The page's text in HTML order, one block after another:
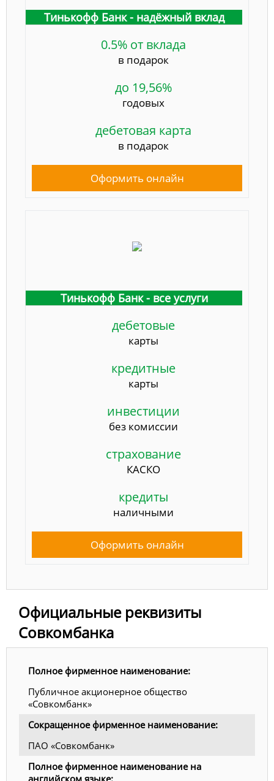
Тинькофф Банк - надёжный вклад
0.5% от вклада
в подарок
до 19,56%
годовых
дебетовая карта
в подарок
Оформить онлайн
Тинькофф Банк - все услуги
дебетовые
карты
кредитные
карты
инвестиции
без комиссии
страхование
КАСКО
кредиты
наличными
Оформить онлайн
Официальные реквизиты
Совкомбанка
Полное фирменное наименование:
Публичное акционерное общество
«Совкомбанк»
Сокращенное фирменное наименование:
ПАО «Совкомбанк»
Полное фирменное наименование на
английском языке: